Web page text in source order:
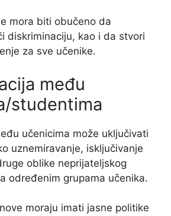
mora biti obučeno da
diskriminaciju, kao i da stvori
za sve učenike.
među
studentima
učenicima može uključivati
uznemiravanje, isključivanje
oblike neprijateljskog
određenim grupama učenika.
moraju imati jasne politike